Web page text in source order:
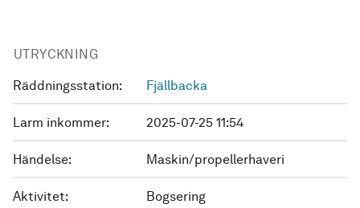
UTRYCKNING
Räddningsstation: Fjällbacka
Larm inkommer: 2025-07-25 11:54
Händelse: Maskin/propellerhaveri
Aktivitet: Bogsering